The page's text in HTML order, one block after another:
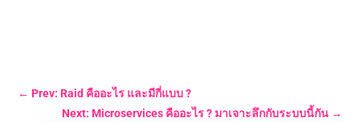
←Prev: Raid คืออะไร และมีกี่แบบ ?
Next: Microservices คืออะไร ? มาเจาะลึกกับระบบนี้กัน→